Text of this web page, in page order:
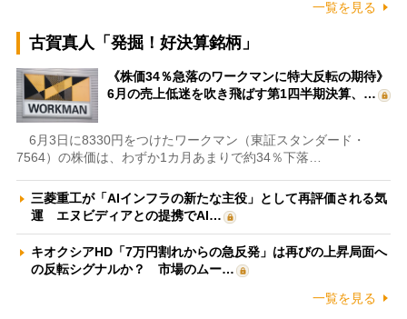
一覧を見る
古賀真人「発掘！好決算銘柄」
《株価34％急落のワークマンに特大反転の期待》
6月の売上低迷を吹き飛ばす第1四半期決算、…
6月3日に8330円をつけたワークマン（東証スタンダード・
7564）の株価は、わずか1カ月あまりで約34％下落…
三菱重工が「AIインフラの新たな主役」として再評価される気
運 エヌビディアとの提携でAI…
キオクシアHD「7万円割れからの急反発」は再びの上昇局面へ
の反転シグナルか？ 市場のムー…
一覧を見る